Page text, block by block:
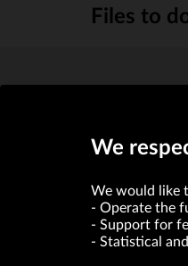
Files to
We
We would like
Operate the
Support for
Statistical